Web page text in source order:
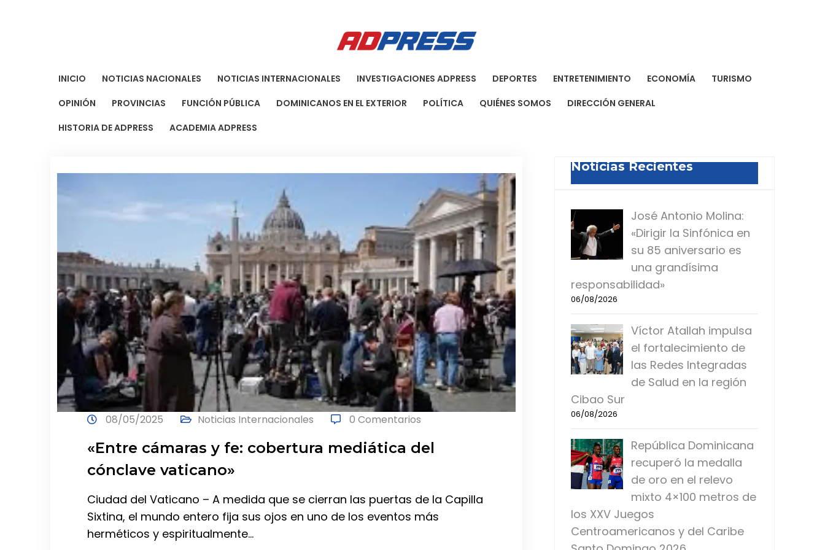
INICIO NOTICIAS NACIONALES NOTICIAS INTERNACIONALES INVESTIGACIONES ADPRESS DEPORTES ENTRETENIMIENTO ECONOMÍA
TURISMO
OPINIÓN
PROVINCIAS FUNCIÓN PÚBLICA DOMINICANOS EN EL EXTERIOR POLÍTICA QUIÉNES SOMOS
DIRECCIÓN GENERAL
HISTORIA DE ADPRESS
ACADEMIA ADPRESS
08/05/2025 Noticias Internacionales 0 Comentarios
«Entre cámaras y fe: cobertura mediática del
cónclave vaticano»
Ciudad del Vaticano – A medida que se cierran las puertas de la Capilla
Sixtina, el mundo entero fija sus ojos en uno de los eventos más
herméticos y espiritualmente…
Noticias Recientes
José Antonio Molina:
«Dirigir la Sinfónica en
su 85 aniversario es
una grandísima
responsabilidad»
06/08/2026
Víctor Atallah impulsa
el fortalecimiento de
las Redes Integradas
de Salud en la región
Cibao Sur
06/08/2026
República Dominicana
recuperó la medalla
de oro en el relevo
mixto 4×100 metros de
los XXV Juegos
Centroamericanos y del Caribe